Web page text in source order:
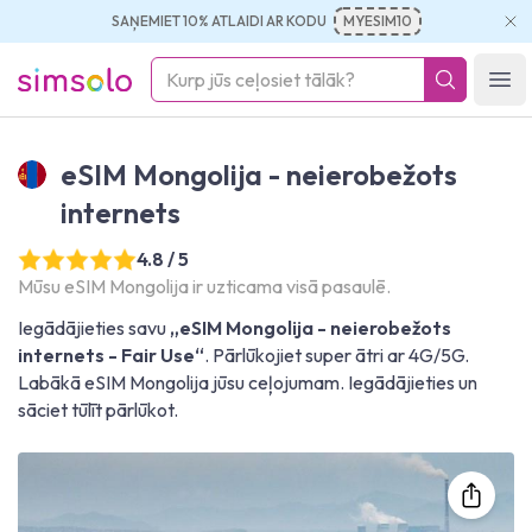
SAŅEMIET 10% ATLAIDI AR KODU MYESIM10
simsolo
eSIM Mongolija - neierobežots
internets
4.8 / 5
Mūsu eSIM Mongolija ir uzticama visā pasaulē.
Iegādājieties savu „eSIM Mongolija - neierobežots
internets - Fair Use“. Pārlūkojiet super ātri ar 4G/5G.
Labākā eSIM Mongolija jūsu ceļojumam. Iegādājieties un
sāciet tūlīt pārlūkot.